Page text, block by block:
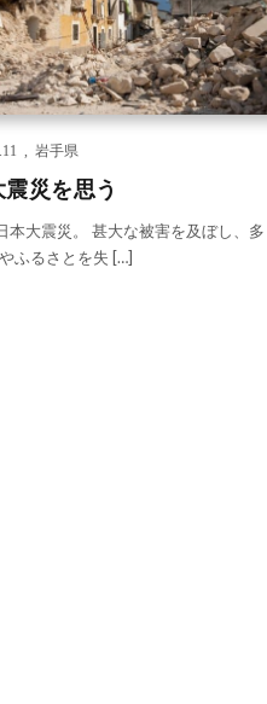
岩手県
災を思う
大震災。 甚大な被害を及ぼし、
ふるさとを失 […]